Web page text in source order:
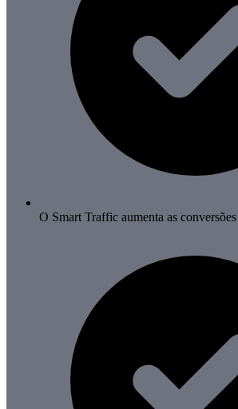
O Smart Traffic aumenta as